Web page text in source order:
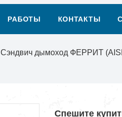
РАБОТЫ КОНТАКТЫ
Cэндвич дымоход ФЕРРИТ
Спешите